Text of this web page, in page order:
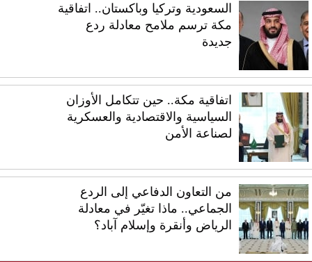
السعودية وتركيا وباكستان.. اتفاقية
مكة ترسم ملامح معادلة ردع
جديدة
اتفاقية مكة.. حين تتكامل الأوزان
السياسية والاقتصادية والعسكرية
لصناعة الأمن
من التعاون الدفاعي إلى الردع
الجماعي.. ماذا تغيّر في معادلة
الرياض وأنقرة وإسلام آباد؟